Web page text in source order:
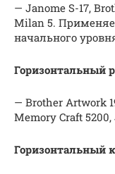
— Janome S-17,
Milan 5.
начального
Горизонтальный
— Brother Artwork
Memory Craft
Горизонтальный